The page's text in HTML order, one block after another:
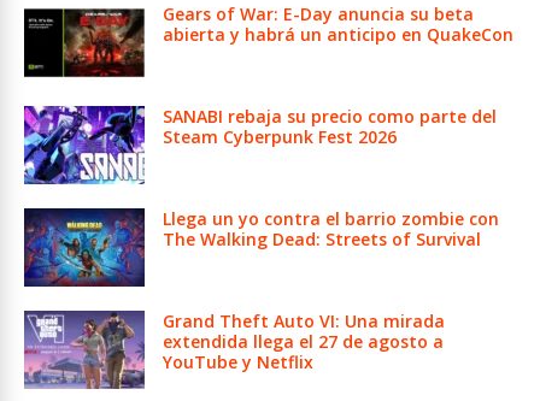
Gears of War: E-Day anuncia su beta
abierta y habrá un anticipo en QuakeCon
SANABI rebaja su precio como parte del
Steam Cyberpunk Fest 2026
Llega un yo contra el barrio zombie con
The Walking Dead: Streets of Survival
Grand Theft Auto VI: Una mirada
extendida llega el 27 de agosto a
YouTube y Netflix